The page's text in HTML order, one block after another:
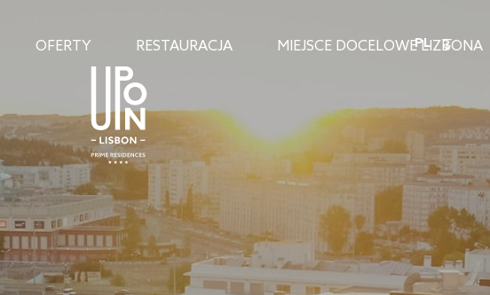
OFERTY RESTAURACJA MIEJSCE DOCELOWE LIZBONA
PL